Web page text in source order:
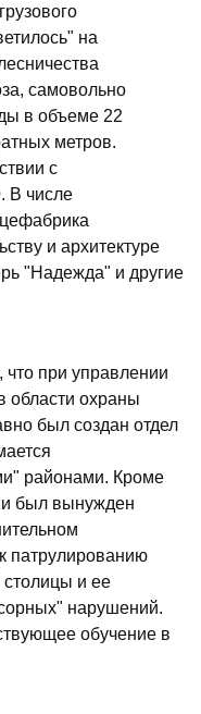
на
самовольно
в объеме 22
метров.
с
В числе
и архитектуре
"Надежда" и другие
что при управлении
области охраны
был создан отдел
районами. Кроме
был вынужден
патрулированию
и ее
нарушений.
обучение в